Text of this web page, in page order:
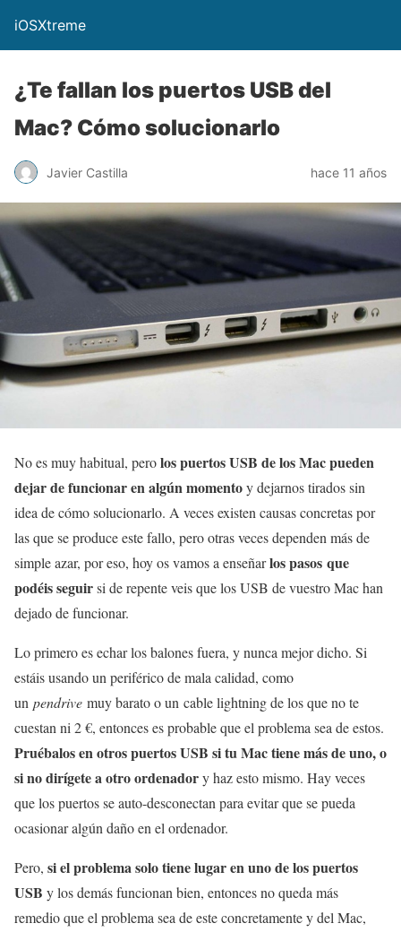
iOSXtreme
¿Te fallan los puertos USB del
Mac? Cómo solucionarlo
Javier Castilla hace 11 años
No es muy habitual, perolos puertos USB de los Mac pueden
dejar de funcionar en algún momentoy dejarnos tirados sin
idea de cómo solucionarlo. A veces existen causas concretas por
las que se produce este fallo, pero otras veces dependen más de
simple azar, por eso, hoy os vamos a enseñarlos pasos que
podéis seguirsi de repente veis que los USB de vuestro Mac han
dejado de funcionar.
Lo primero es echar los balones fuera, y nunca mejor dicho. Si
estáis usando un periférico de mala calidad, como
un pendrive muy barato o un cable lightning de los que no te
cuestan ni 2 €, entonces es probable que el problema sea de estos.
Pruébalos en otros puertos USB si tu Mac tiene más de uno, o
si no dirígete a otro ordenadory haz esto mismo. Hay veces
que los puertos se auto-desconectan para evitar que se pueda
ocasionar algún daño en el ordenador.
Pero, si el problema solo tiene lugar en uno de los puertos
USB y los demás funcionan bien, entonces no queda más
remedio que el problema sea de este concretamente y del Mac,